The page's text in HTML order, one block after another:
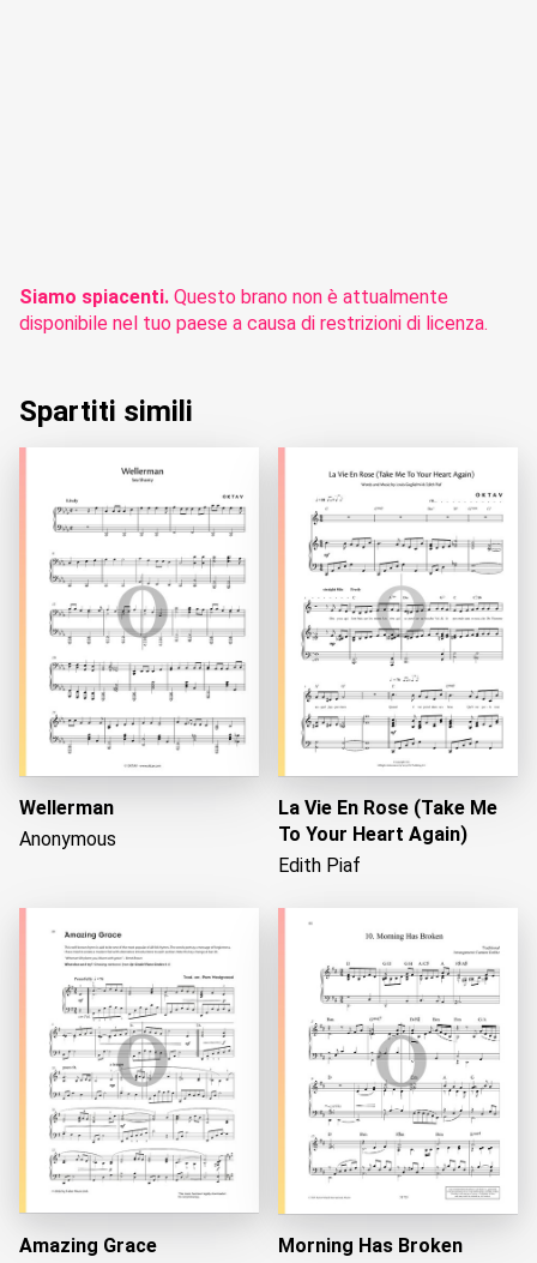
Siamo spiacenti. Questo brano non è attualmente
disponibile nel tuo paese a causa di restrizioni di licenza.
Spartiti simili
Wellerman
Anonymous
La Vie En Rose (Take Me
To Your Heart Again)
Edith Piaf
Amazing Grace
Morning Has Broken